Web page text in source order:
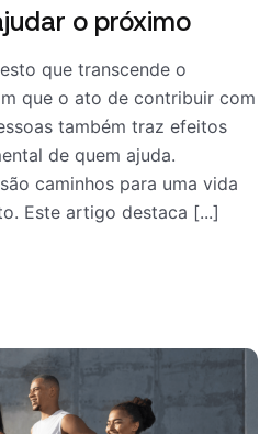
o próximo
que transcende o
que o ato de contribuir com
também traz efeitos
de quem ajuda.
caminhos para uma vida
Este artigo destaca [...]